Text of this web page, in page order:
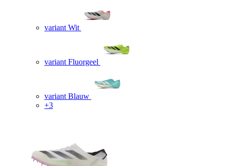
variant Wit
variant Fluorgeel
variant Blauw
+3